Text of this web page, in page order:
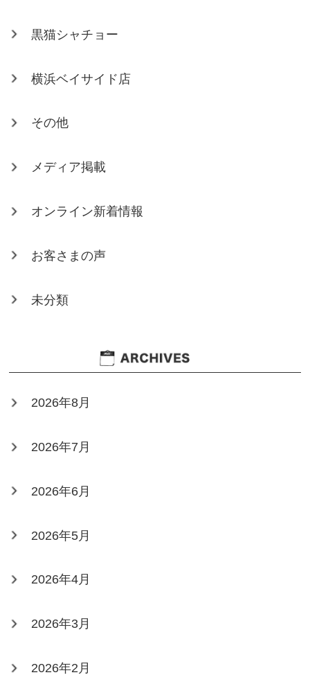
黒猫シャチョー
横浜ベイサイド店
その他
メディア掲載
オンライン新着情報
お客さまの声
未分類
2026年8月
2026年7月
2026年6月
2026年5月
2026年4月
2026年3月
2026年2月